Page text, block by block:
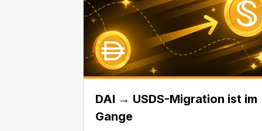
DAI → USDS-Migration ist im
Gange